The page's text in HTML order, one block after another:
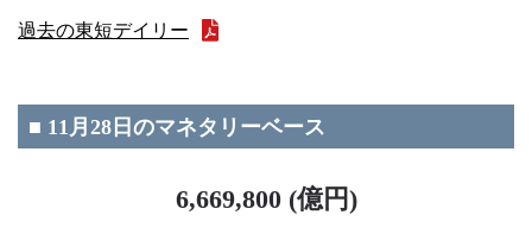
過去の東短デイリー
■ 11月28日のマネタリーベース
6,669,800 (億円)